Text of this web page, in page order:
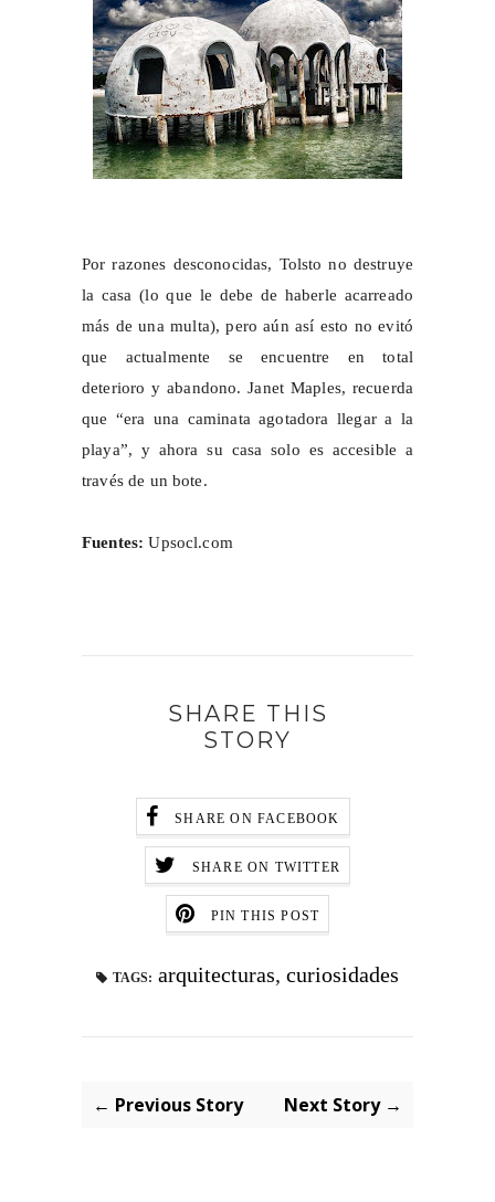
Por razones desconocidas, Tolsto no destruye
la casa (lo que le debe de haberle acarreado
más de una multa), pero aún así esto no evitó
que actualmente se encuentre en total
deterioro y abandono. Janet Maples, recuerda
que “era una caminata agotadora llegar a la
playa”, y ahora su casa solo es accesible a
través de un bote.
Fuentes: Upsocl.com
SHARE THIS
STORY
SHARE ON FACEBOOK
SHARE ON TWITTER
PIN THIS POST
TAGS: arquitecturas, curiosidades
← Previous Story Next Story →